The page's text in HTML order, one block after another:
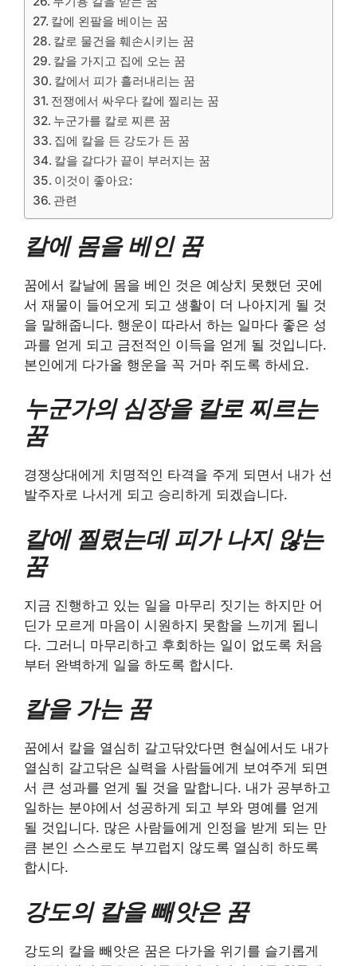
칼에 왼팔을 베이는 꿈
칼로 물건을 훼손시키는 꿈
칼을 가지고 집에 오는 꿈
칼에서 피가 흘러내리는 꿈
전쟁에서 싸우다 칼에 찔리는 꿈
누군가를 칼로 찌른 꿈
집에 칼을 든 강도가 든 꿈
칼을 갈다가 끝이 부러지는 꿈
이것이 좋아요:
관련
칼에 몸을 베인 꿈
꿈에서 칼날에 몸을 베인 것은 예상치 못했던 곳에
서 재물이 들어오게 되고 생활이 더 나아지게 될 것
을 말해줍니다. 행운이 따라서 하는 일마다 좋은 성
과를 얻게 되고 금전적인 이득을 얻게 될 것입니다.
본인에게 다가올 행운을 꼭 거마 쥐도록 하세요.
누군가의 심장을 칼로 찌르는
꿈
경쟁상대에게 치명적인 타격을 주게 되면서 내가 선
발주자로 나서게 되고 승리하게 되겠습니다.
칼에 찔렸는데 피가 나지 않는
꿈
지금 진행하고 있는 일을 마무리 짓기는 하지만 어
딘가 모르게 마음이 시원하지 못함을 느끼게 됩니
다. 그러니 마무리하고 후회하는 일이 없도록 처음
부터 완벽하게 일을 하도록 합시다.
칼을 가는 꿈
꿈에서 칼을 열심히 갈고닦았다면 현실에서도 내가
열심히 갈고닦은 실력을 사람들에게 보여주게 되면
서 큰 성과를 얻게 될 것을 말합니다. 내가 공부하고
일하는 분야에서 성공하게 되고 부와 명예를 얻게
될 것입니다. 많은 사람들에게 인정을 받게 되는 만
큼 본인 스스로도 부끄럽지 않도록 열심히 하도록
합시다.
강도의 칼을 빼앗은 꿈
강도의 칼을 빼앗은 꿈은 다가올 위기를 슬기롭게